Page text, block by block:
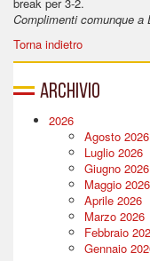
Complimenti comunque
Torna indietro
Archivio
2026
Agosto 2026
Luglio 2026
Giugno 2026
Maggio 2026
Aprile 2026
Marzo 2026
Febbraio
Gennaio